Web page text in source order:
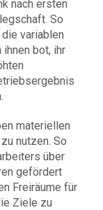
nach ersten
So
variablen
bot, ihr
materiellen
nutzen. So
über
gefördert
Freiräume für
Ziele zu